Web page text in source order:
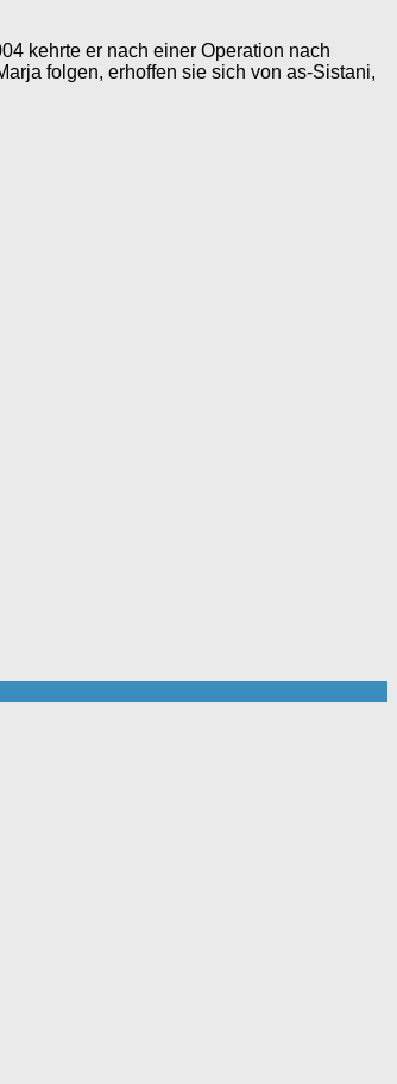
kehrte er nach einer Operation nach
folgen, erhoffen sie sich von as-Sistani,